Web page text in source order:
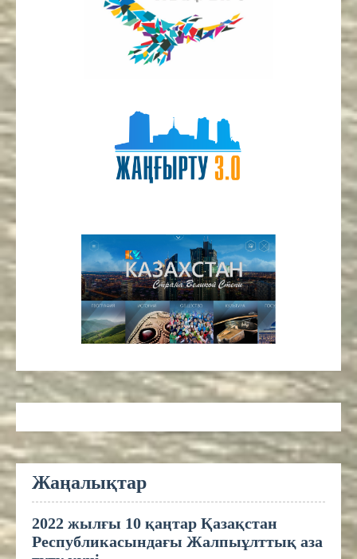
Жаңалықтар
2022 жылғы 10 қаңтар Қазақстан
Республикасындағы Жалпыұлттық аза